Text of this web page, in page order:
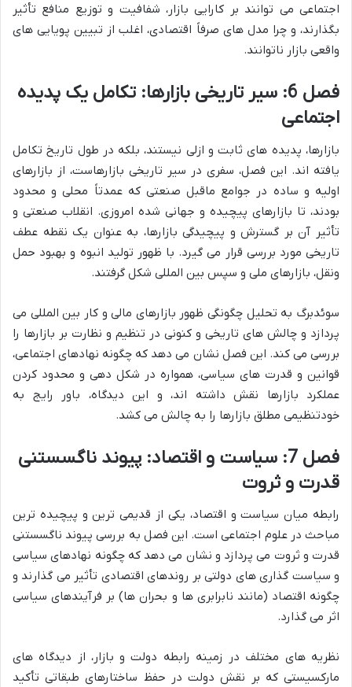
اجتماعی می توانند بر کارایی بازار، شفافیت و توزیع منافع تأثیر
بگذارند، و چرا مدل های صرفاً اقتصادی، اغلب از تبیین پویایی های
واقعی بازار ناتوانند.
فصل 6: سیر تاریخی بازارها: تکامل یک پدیده
اجتماعی
بازارها، پدیده های ثابت و ازلی نیستند، بلکه در طول تاریخ تکامل
یافته اند. این فصل، سفری در سیر تاریخی بازارهاست، از بازارهای
اولیه و ساده در جوامع ماقبل صنعتی که عمدتاً محلی و محدود
بودند، تا بازارهای پیچیده و جهانی شده امروزی. انقلاب صنعتی و
تأثیر آن بر گسترش و پیچیدگی بازارها، به عنوان یک نقطه عطف
تاریخی مورد بررسی قرار می گیرد. با ظهور تولید انبوه و بهبود حمل
ونقل، بازارهای ملی و سپس بین المللی شکل گرفتند.
سوئدبرگ به تحلیل چگونگی ظهور بازارهای مالی و کار بین المللی می
پردازد و چالش های تاریخی و کنونی در تنظیم و نظارت بر بازارها را
بررسی می کند. این فصل نشان می دهد که چگونه نهادهای اجتماعی،
قوانین و قدرت های سیاسی، همواره در شکل دهی و محدود کردن
عملکرد بازارها نقش داشته اند، و این دیدگاه، باور رایج به
خودتنظیمی مطلق بازارها را به چالش می کشد.
فصل 7: سیاست و اقتصاد: پیوند ناگسستنی
قدرت و ثروت
رابطه میان سیاست و اقتصاد، یکی از قدیمی ترین و پیچیده ترین
مباحث در علوم اجتماعی است. این فصل به بررسی پیوند ناگسستنی
قدرت و ثروت می پردازد و نشان می دهد که چگونه نهادهای سیاسی
و سیاست گذاری های دولتی بر روندهای اقتصادی تأثیر می گذارند و
چگونه اقتصاد (مانند نابرابری ها و بحران ها) بر فرآیندهای سیاسی
اثر می گذارد.
نظریه های مختلف در زمینه رابطه دولت و بازار، از دیدگاه های
مارکسیستی که بر نقش دولت در حفظ ساختارهای طبقاتی تأکید